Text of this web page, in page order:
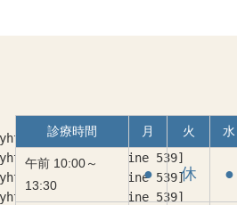
, line
]
, line 539]
, line 539]
, line 539]
診療時間 月 火 水
午前 10:00～
13:30
● 休 ●